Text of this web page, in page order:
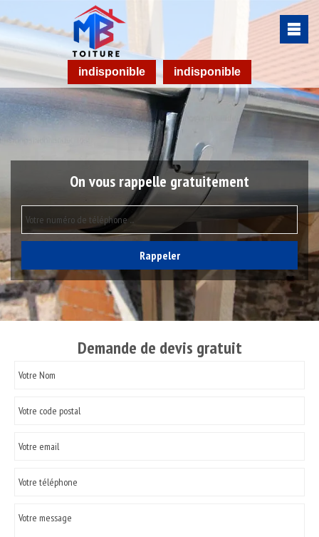
indisponible indisponible
On vous rappelle gratuitement
Demande de devis gratuit